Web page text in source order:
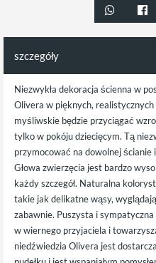
szczegóły
Niezwykła dekoracja ścienna w
Olivera w pięknych,
myśliwskie będzie przyciągać
tylko w pokóju dziecięcym. Tą
przymocować na dowolnej
Głowa zwierzęcia jest bardzo
każdy szczegół. Naturalna
takie jak delikatne wąsy,
zabawnie. Puszysta i
w wiernego przyjaciela i
niedźwiedzia Olivera jest